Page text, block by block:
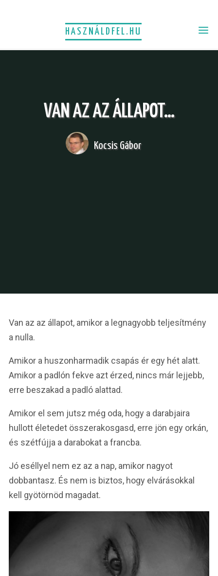
HASZNÁLDFEL.HU
VAN AZ AZ ÁLLAPOT…
Kocsis Gábor
Van az az állapot, amikor a legnagyobb teljesítmény
a nulla.
Amikor a huszonharmadik csapás ér egy hét alatt.
Amikor a padlón fekve azt érzed, nincs már lejjebb,
erre beszakad a padló alattad.
Amikor el sem jutsz még oda, hogy a darabjaira
hullott életedet összerakosgasd, erre jön egy orkán,
és szétfújja a darabokat a francba.
Jó eséllyel nem ez az a nap, amikor nagyot
dobbantasz. És nem is biztos, hogy elvárásokkal
kell gyötörnöd magadat.